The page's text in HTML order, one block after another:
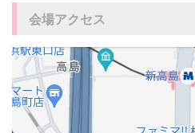
会場アクセス